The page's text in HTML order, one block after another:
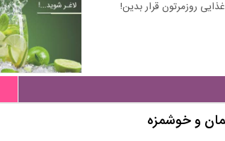
روزمرتون قرار بدین!
و خوشمزه